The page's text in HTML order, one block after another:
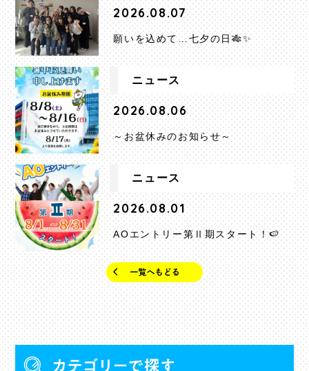
2026.08.07
願いを込めて…七夕の日🎋✨
ニュース
2026.08.06
～お盆休みのお知らせ～
ニュース
2026.08.01
AOエントリー第Ⅱ期スタート！🍉